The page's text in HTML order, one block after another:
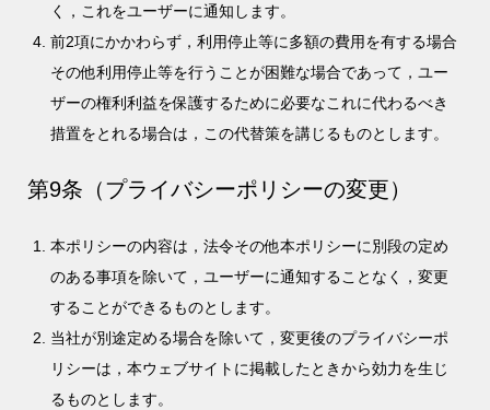
く，これをユーザーに通知します。
前2項にかかわらず，利用停止等に多額の費用を有する場合
その他利用停止等を行うことが困難な場合であって，ユー
ザーの権利利益を保護するために必要なこれに代わるべき
措置をとれる場合は，この代替策を講じるものとします。
第9条（プライバシーポリシーの変更）
本ポリシーの内容は，法令その他本ポリシーに別段の定め
のある事項を除いて，ユーザーに通知することなく，変更
することができるものとします。
当社が別途定める場合を除いて，変更後のプライバシーポ
リシーは，本ウェブサイトに掲載したときから効力を生じ
るものとします。